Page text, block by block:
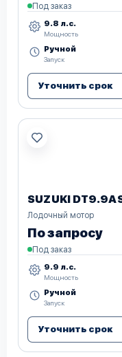
Под заказ
9.8 л.с.
Мощность
Ручной
Запуск
Уточнить срок
SUZUKI
Лодочный мотор
По запросу
Под заказ
9.9 л.с.
Мощность
Ручной
Запуск
Уточнить срок